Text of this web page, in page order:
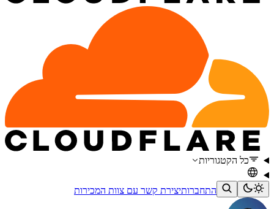
כל הקטגוריות
התחברותיצירת קשר עם צוות המכירות